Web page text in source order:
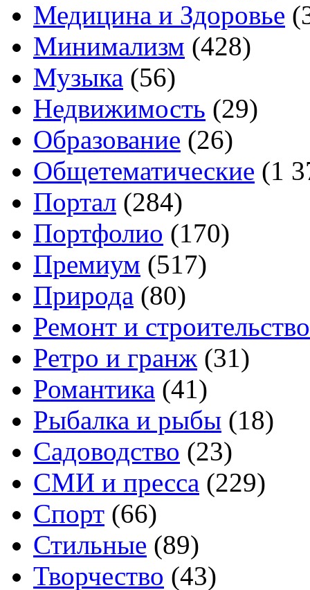
Медицина и Здоровье
Минимализм (428)
Музыка (56)
Недвижимость (29)
Образование (26)
Общетематические (1
Портал (284)
Портфолио (170)
Премиум (517)
Природа (80)
Ремонт и строительство
Ретро и гранж (31)
Романтика (41)
Рыбалка и рыбы (18)
Садоводство (23)
СМИ и пресса (229)
Спорт (66)
Стильные (89)
Творчество (43)